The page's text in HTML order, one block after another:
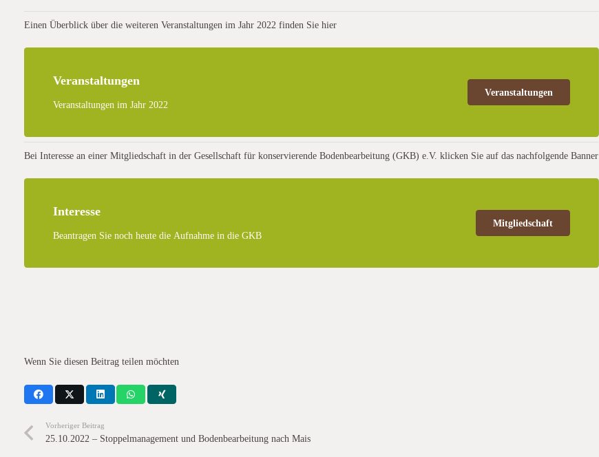
Einen Überblick über die weiteren Veranstaltungen im Jahr 2022 finden Sie hier
Veranstaltungen
Veranstaltungen im Jahr 2022
Veranstaltungen
Bei Interesse an einer Mitgliedschaft in der Gesellschaft für konservierende Bodenbearbeitung (GKB) e.V. klicken Sie auf das nachfolgende Banner
Interesse
Beantragen Sie noch heute die Aufnahme in die GKB
Mitgliedschaft
Wenn Sie diesen Beitrag teilen möchten
Vorheriger Beitrag
25.10.2022 – Stoppelmanagement und Bodenbearbeitung nach Mais